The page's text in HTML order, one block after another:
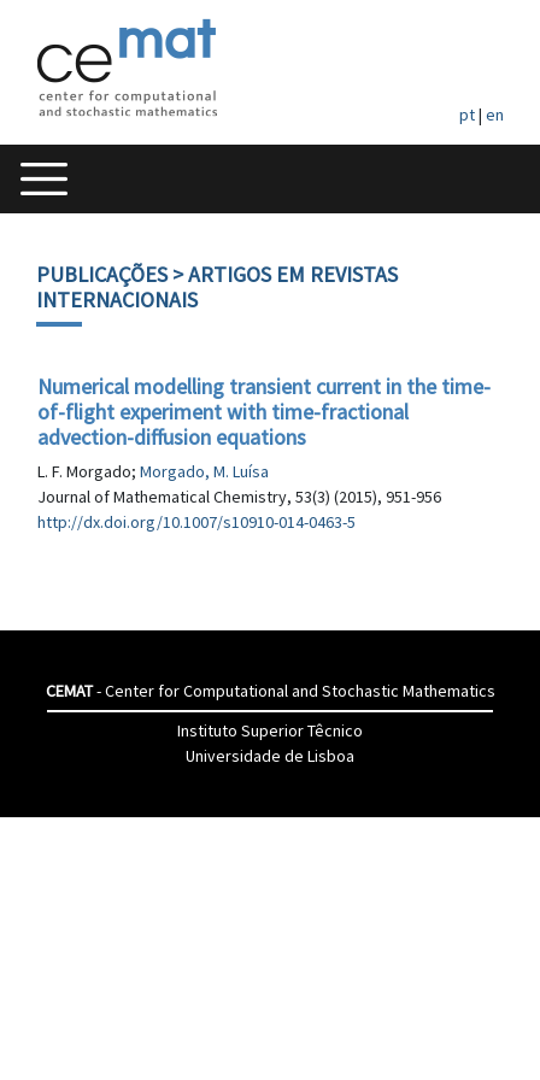
pt| en
PUBLICAÇÕES> ARTIGOS EM REVISTAS
INTERNACIONAIS
Numerical modelling transient current in the time-
of-flight experiment with time-fractional
advection-diffusion equations
L. F. Morgado; Morgado, M. Luísa
Journal of Mathematical Chemistry, 53(3) (2015), 951-956
http://dx.doi.org/10.1007/s10910-014-0463-5
CEMAT- Center for Computational and Stochastic Mathematics
Instituto Superior Têcnico
Universidade de Lisboa